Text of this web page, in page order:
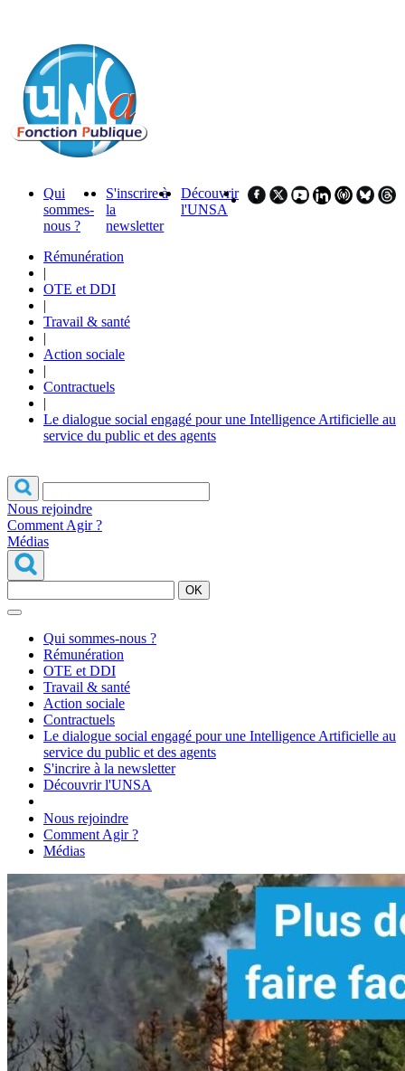
Qui
sommes-
nous ?
S'inscrire à
la
newsletter
Découvrir
l'UNSA
Rémunération
|
OTE et DDI
|
Travail & santé
|
Action sociale
|
Contractuels
|
Le dialogue social engagé pour une Intelligence Artificielle au
service du public et des agents
Nous rejoindre
Comment Agir ?
Médias
OK
Qui sommes-nous ?
Rémunération
OTE et DDI
Travail & santé
Action sociale
Contractuels
Le dialogue social engagé pour une Intelligence Artificielle au
service du public et des agents
S'incrire à la newsletter
Découvrir l'UNSA
Nous rejoindre
Comment Agir ?
Médias